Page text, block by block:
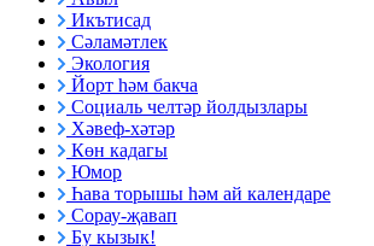
Икътисад
Сәламәтлек
Экология
Йорт һәм бакча
Социаль челтәр йолдызлары
Хәвеф-хәтәр
Көн кадагы
Юмор
Һава торышы һәм ай календаре
Сорау-җавап
Бу кызык!